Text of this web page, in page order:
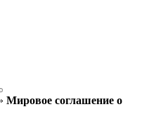
Мировое соглашение о